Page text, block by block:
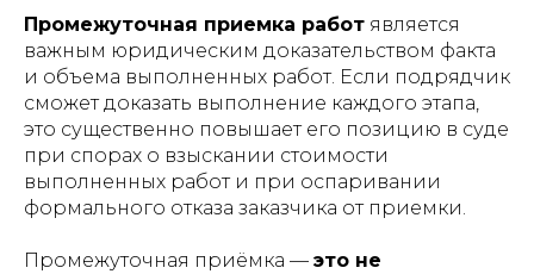
Промежуточная приемка работ является
важным юридическим доказательством факта
и объема выполненных работ. Если подрядчик
сможет доказать выполнение каждого этапа,
это существенно повышает его позицию в суде
при спорах о взыскании стоимости
выполненных работ и при оспаривании
формального отказа заказчика от приемки.
Промежуточная приёмка — это не